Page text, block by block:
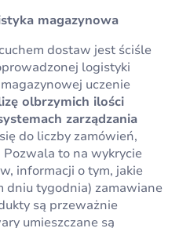
magazynowa
dostaw jest ściśle
logistyki
uczenie
olbrzymich ilości
zarządzania
do liczby zamówień,
to na wykrycie
informacji o tym, jakie
dniu tygodnia) zamawiane
są przeważnie
umieszczane są